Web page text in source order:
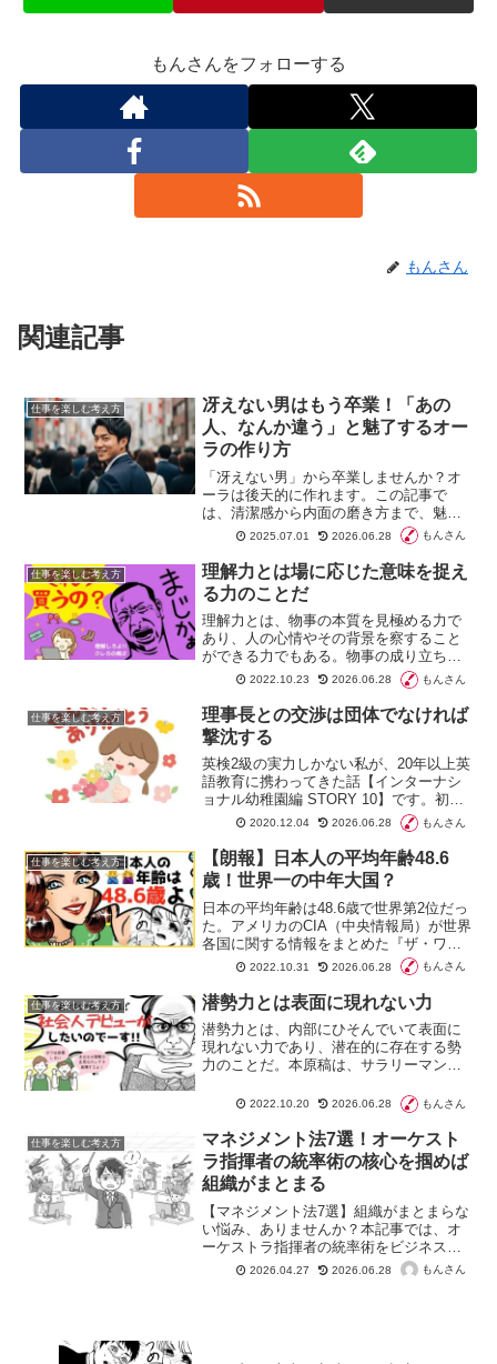
もんさんをフォローする
もんさん
関連記事
仕事を楽しむ考え方
冴えない男はもう卒業！「あの
人、なんか違う」と魅了するオー
ラの作り方
「冴えない男」から卒業しませんか？オ
ーラは後天的に作れます。この記事で
は、清潔感から内面の磨き方まで、魅力
的なオーラを放つ男になるための具体的
な方法を徹底解説。自信を手に入れ、仕
事も恋愛も好転させる「あの人、なんか
違う」存在になるための完全ガイドで
す。
2025.07.01 2026.06.28 もんさん
仕事を楽しむ考え方
理解力とは場に応じた意味を捉え
る力のことだ
理解力とは、物事の本質を見極める力で
あり、人の心情やその背景を察すること
ができる力でもある。物事の成り立ちを
整理して構造化することで、本質的なこ
との把握にも役立つ力である。対象が人
の場合は、理解することで関係性の改善
にも役立つ
2022.10.23 2026.06.28 もんさん
仕事を楽しむ考え方
理事長との交渉は団体でなければ
撃沈する
英検2級の実力しかない私が、20年以上英
語教育に携わってきた話【インターナシ
ョナル幼稚園編 STORY 10】です。初め
て勤務したインターナショナル幼稚園で
杏はある決心をします。本編の最終回で
す。
2020.12.04 2026.06.28 もんさん
仕事を楽しむ考え方
【朗報】日本人の平均年齢48.6
歳！世界一の中年大国？
日本の平均年齢は48.6歳で世界第2位だっ
た。アメリカのCIA（中央情報局）が世界
各国に関する情報をまとめた『ザ・ワー
ルド・ファクトブック2022』（英語: The
World Factbook）に記されている。日本
の統計によると、平均年齢は47.2歳とな
っている
2022.10.31 2026.06.28 もんさん
仕事を楽しむ考え方 潜勢力とは表面に現れない力
潜勢力とは、内部にひそんでいて表面に
現れない力であり、潜在的に存在する勢
力のことだ。本原稿は、サラリーマンデ
てそれを実現する方法について記してい
る。潜勢力は潜在力のエンジンのような
もので、習慣によって育てられる。
2022.10.20 2026.06.28 もんさん
仕事を楽しむ考え方
マネジメント法7選！オーケスト
ラ指揮者の統率術の核心を掴めば
組織がまとまる
【マネジメント法7選】組織がまとまらな
い悩み、ありませんか？本記事では、オ
ーケストラ指揮者の統率術をビジネスに
応用する具体的な方法を解説。メンバー
2026.04.27 2026.06.28 もんさん